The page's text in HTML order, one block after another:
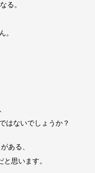
る。
。
はないでしょうか？
ある、
思います。